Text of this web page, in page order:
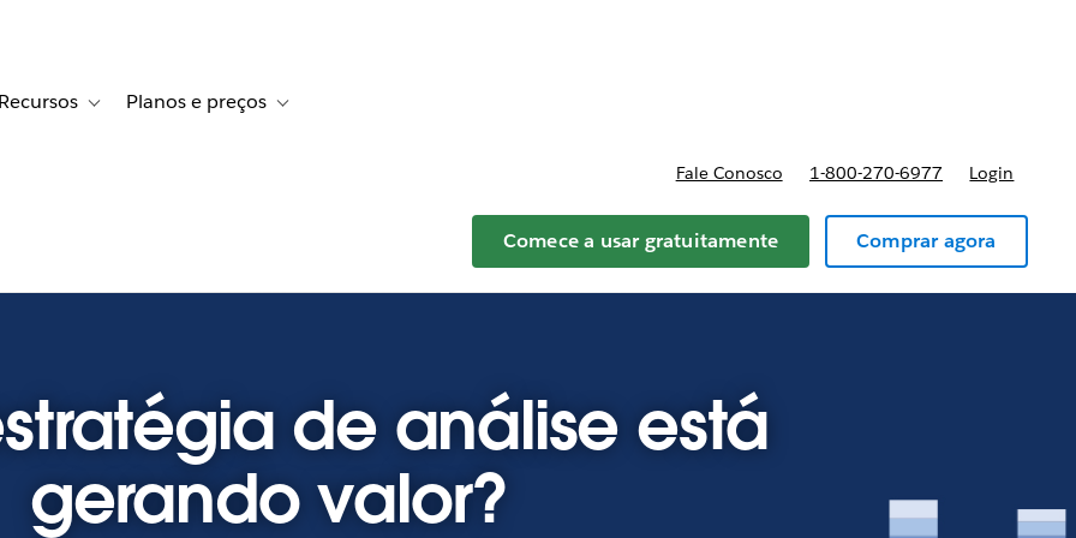
Histórias de clientes
sub-navigation for Soluções
Recursos Toggle sub-navigation for Recursos
Planos e preços Toggle sub-navigation for Planos e preços
Fale Conosco 1-800-270-6977 Login
Comece a usar gratuitamente Comprar agora
de análise está
gerando valor?